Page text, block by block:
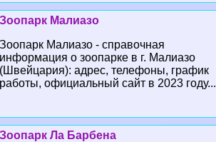
Зоопарк Малиазо
Зоопарк Малиазо - справочная
информация о зоопарке в г. Малиазо
(Швейцария): адрес, телефоны, график
работы, официальный сайт в 2023 году...
Зоопарк Ла Барбена